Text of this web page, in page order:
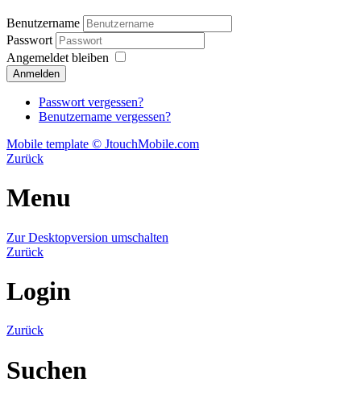
Benutzername
Passwort
Angemeldet bleiben
Passwort vergessen?
Benutzername vergessen?
Mobile template © JtouchMobile.com
Zurück
Menu
Zur Desktopversion umschalten
Zurück
Login
Zurück
Suchen